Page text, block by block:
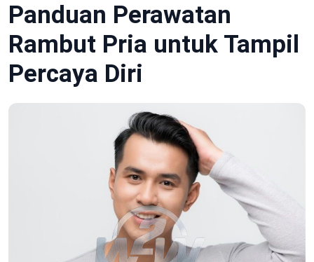
Panduan Perawatan
Rambut Pria untuk Tampil
Percaya Diri